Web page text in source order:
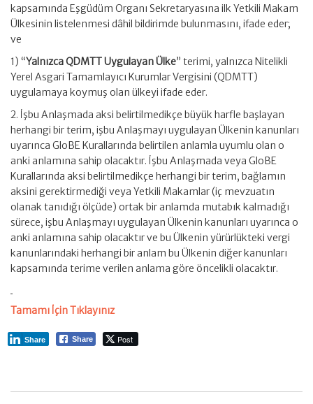
kapsamında Eşgüdüm Organı Sekretaryasına ilk Yetkili Makam
Ülkesinin listelenmesi dâhil bildirimde bulunmasını, ifade eder;
ve
1) “Yalnızca QDMTT Uygulayan Ülke” terimi, yalnızca Nitelikli
Yerel Asgari Tamamlayıcı Kurumlar Vergisini (QDMTT)
uygulamaya koymuş olan ülkeyi ifade eder.
2. İşbu Anlaşmada aksi belirtilmedikçe büyük harfle başlayan
herhangi bir terim, işbu Anlaşmayı uygulayan Ülkenin kanunları
uyarınca GloBE Kurallarında belirtilen anlamla uyumlu olan o
anki anlamına sahip olacaktır. İşbu Anlaşmada veya GloBE
Kurallarında aksi belirtilmedikçe herhangi bir terim, bağlamın
aksini gerektirmediği veya Yetkili Makamlar (iç mevzuatın
olanak tanıdığı ölçüde) ortak bir anlamda mutabık kalmadığı
sürece, işbu Anlaşmayı uygulayan Ülkenin kanunları uyarınca o
anki anlamına sahip olacaktır ve bu Ülkenin yürürlükteki vergi
kanunlarındaki herhangi bir anlam bu Ülkenin diğer kanunları
kapsamında terime verilen anlama göre öncelikli olacaktır.
Tamamı İçin Tıklayınız
Share Post
Share